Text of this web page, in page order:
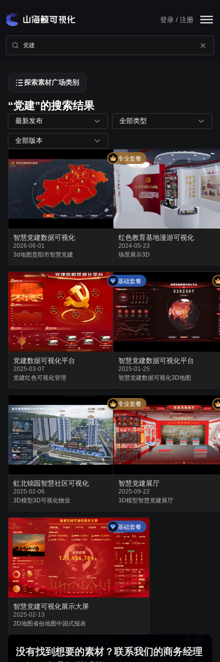
登录 / 注册
探索素材广场类别
“党建”的搜索结果
最新发布 全部类型
全部版本
专业套餐
智慧党建数据可视化
2026-06-01
3d地图贵阳市智慧党建
红色教育基地漫游可视化
2024-05-23
场景展示3D
基础套餐
党建数据可视化平台
2025-03-07
党建红色可视化管理
智慧党建数据可视化平台
2025-01-25
智慧党建数据可视化3D地图
专业套餐
虹北锦园智慧社区可视化
2025-02-06
3D模型3D可视化物业
智慧党建展厅
2025-09-22
3D模型智慧党建展厅
基础套餐
智慧党建可视化展示大屏
2025-02-13
2D地图省份地图中国式报表
没有找到想要的素材？联系我们的商务经理